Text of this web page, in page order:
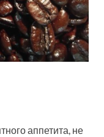
аппетита, не